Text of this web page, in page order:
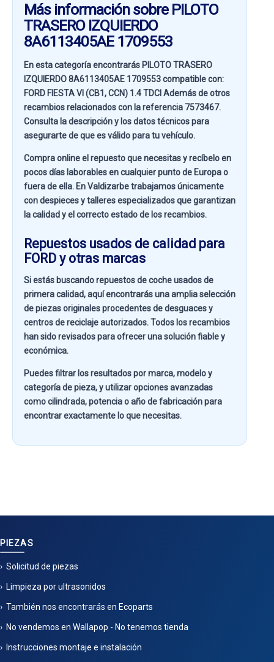
Más información sobre PILOTO
TRASERO IZQUIERDO
8A6113405AE 1709553
En esta categoría encontrarás PILOTO TRASERO
IZQUIERDO 8A6113405AE 1709553 compatible con:
FORD FIESTA VI (CB1, CCN) 1.4 TDCI Además de otros
recambios relacionados con la referencia 7573467.
Consulta la descripción y los datos técnicos para
asegurarte de que es válido para tu vehículo.
Compra online el repuesto que necesitas y recíbelo en
pocos días laborables en cualquier punto de Europa o
fuera de ella. EnValdizarbetrabajamos únicamente
con despieces y talleres especializados que garantizan
la calidad y el correcto estado de los recambios.
Repuestos usados de calidad para
FORD y otras marcas
Si estás buscandorepuestos de coche usados de
primera calidad, aquí encontrarás una amplia selección
de piezas originales procedentes de desguaces y
centros de reciclaje autorizados. Todos los recambios
han sido revisados para ofrecer una solución fiable y
económica.
Puedes filtrar los resultados pormarca, modelo y
categoría de pieza, y utilizar opciones avanzadas
comocilindrada, potencia o año de fabricaciónpara
encontrar exactamente lo que necesitas.
PIEZAS
Solicitud de piezas
Limpieza por ultrasonidos
También nos encontrarás en Ecoparts
No vendemos en Wallapop - No tenemos tienda
Instrucciones montaje e instalación